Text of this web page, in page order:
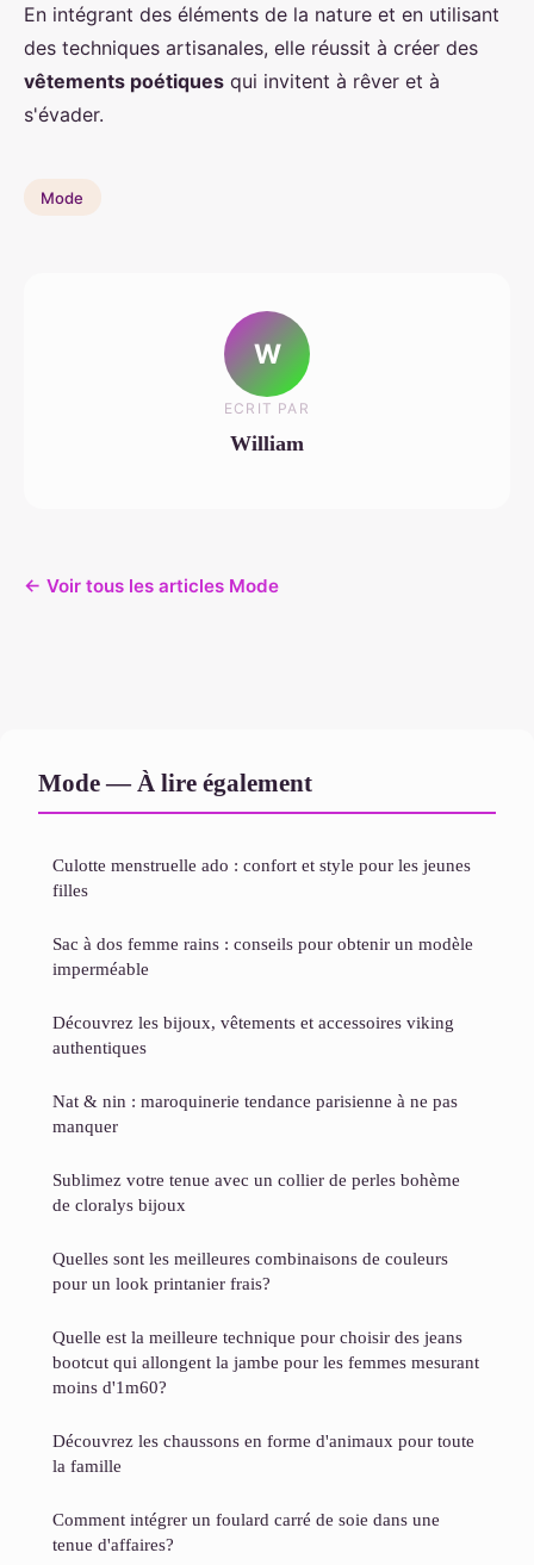
En intégrant des éléments de la nature et en utilisant
des techniques artisanales, elle réussit à créer des
vêtements poétiques qui invitent à rêver et à
s'évader.
Mode
W
ECRIT PAR
William
← Voir tous les articles Mode
Mode — À lire également
Culotte menstruelle ado : confort et style pour les jeunes
filles
Sac à dos femme rains : conseils pour obtenir un modèle
imperméable
Découvrez les bijoux, vêtements et accessoires viking
authentiques
Nat & nin : maroquinerie tendance parisienne à ne pas
manquer
Sublimez votre tenue avec un collier de perles bohème
de cloralys bijoux
Quelles sont les meilleures combinaisons de couleurs
pour un look printanier frais?
Quelle est la meilleure technique pour choisir des jeans
bootcut qui allongent la jambe pour les femmes mesurant
moins d'1m60?
Découvrez les chaussons en forme d'animaux pour toute
la famille
Comment intégrer un foulard carré de soie dans une
tenue d'affaires?